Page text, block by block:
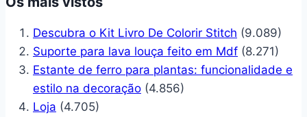
Descubra o Kit Livro De Colorir Stitch (9.089)
Suporte para lava louça feito em Mdf (8.271)
Estante de ferro para plantas: funcionalidade e
estilo na decoração (4.856)
Loja (4.705)